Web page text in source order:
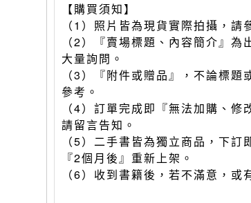
【購買須知】
（1）照片皆為現貨實際拍攝，請
（2）『賣場標題、內容簡介』
大量詢問。
（3）『附件或贈品』，不論標
參考。
（4）訂單完成即『無法加購、
請留言告知。
（5）二手書皆為獨立商品，下
『2個月後』重新上架。
（6）收到書籍後，若不滿意，